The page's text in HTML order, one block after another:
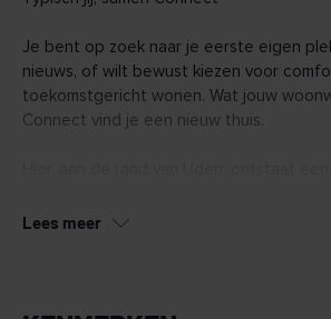
Je bent op zoek naar je eerste eigen
nieuws, of wilt bewust kiezen voor
toekomstgericht wonen. Wat jouw
Connect vind je een nieuw thuis.
penthouses en een aantal
Lees meer